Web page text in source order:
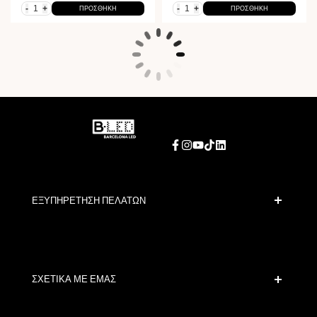
- + ΠΡΟΣΘΉΚΗ - + ΠΡΟΣΘΉΚΗ
Facebook
Instagram
YouTube
TikTokLinkedIn
ΕΞΥΠΗΡΕΤΗΣΗ ΠΕΛΑΤΩΝ
Επικοινωνία
ΣΧΕΤΙΚΑ ΜΕ ΕΜΑΣ